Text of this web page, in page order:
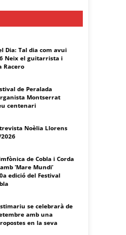
Dia: Tal dia com avui
Neix el guitarrista i
Racero
de Peralada
Montserrat
centenari
Noèlia Llorens
2026
de Cobla i Corda
‘Mare Mundi’
edició del Festival
se celebrarà de
amb una
en la seva